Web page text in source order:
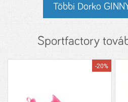
Többi Dorko
Sportfactory
-20%